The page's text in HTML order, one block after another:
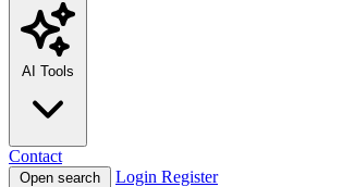
AI Tools
Contact
Open search Login Register